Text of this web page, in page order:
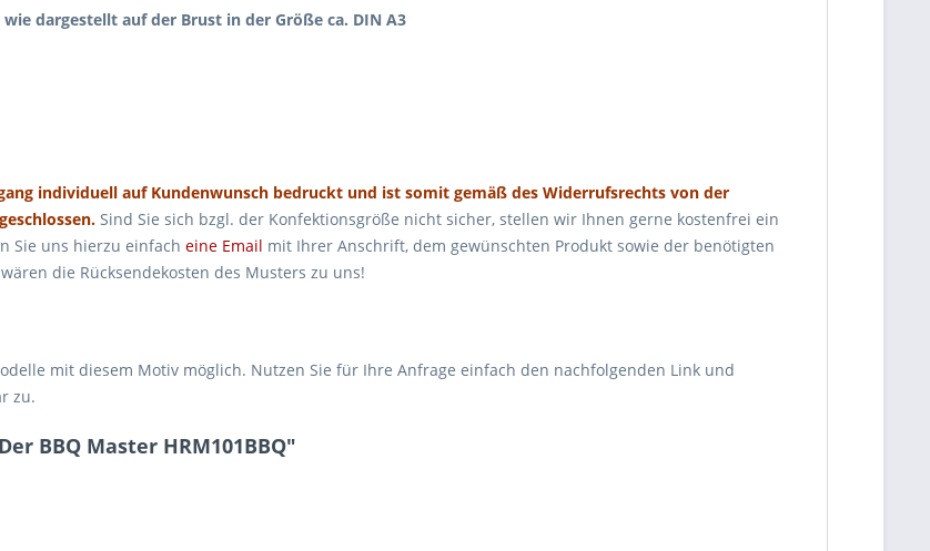
dargestellt auf der Brust in der Größe ca. DIN A3
individuell auf Kundenwunsch bedruckt und ist somit gemäß des Widerrufsrechts von der
Sind Sie sich bzgl. der Konfektionsgröße nicht sicher, stellen wir Ihnen gerne kostenfrei ein
Sie uns hierzu einfach eine Email mit Ihrer Anschrift, dem gewünschten Produkt sowie der benötigten
die Rücksendekosten des Musters zu uns!
mit diesem Motiv möglich. Nutzen Sie für Ihre Anfrage einfach den nachfolgenden Link und
zu.
BBQ Master HRM101BBQ"